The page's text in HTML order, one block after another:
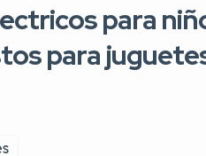
para
para